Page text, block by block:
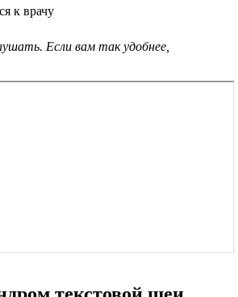
к врачу
Если вам так удобнее,